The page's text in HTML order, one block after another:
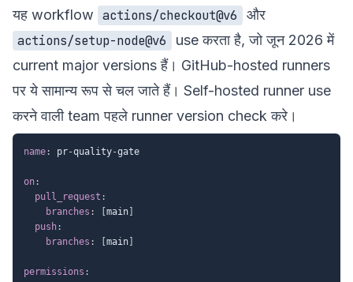
यह workflow actions/checkout@v6
और
actions/setup-node@v6
use करता है, जो जून 2026 में
current major versions हैं। GitHub-hosted runners
पर ये सामान्य रूप से चल जाते हैं। Self-hosted runner use
करने वाली team पहले runner version check करे।
name: pr-quality-gate
on:
pull_request :
branches : main
push:
branches : main
permissions :